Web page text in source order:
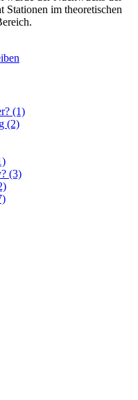
Stationen im theoretischen
(1)
(2)
(3)